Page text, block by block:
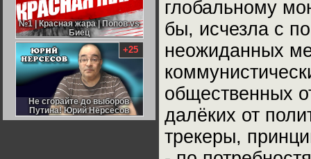
Контрапункты
глобализации:
геополитэкономическ
ий анализ
100 лет Ноябрьской
революции в
Германии:
парламентская
демократия или
диктатура
пролетариата?
Деятельность
№1 | Красная жара | Попов vs
Биец
№1 | Красная жара | Попов vs
Биец
Не сгорайте до выборов
Путина! Юрий Нерсесов
Не сгорайте до выборов
Путина! Юрий Нерсесов
+25
глобальному
бы, исчезла с
неожиданных
общественных
далёких от
трекеры,